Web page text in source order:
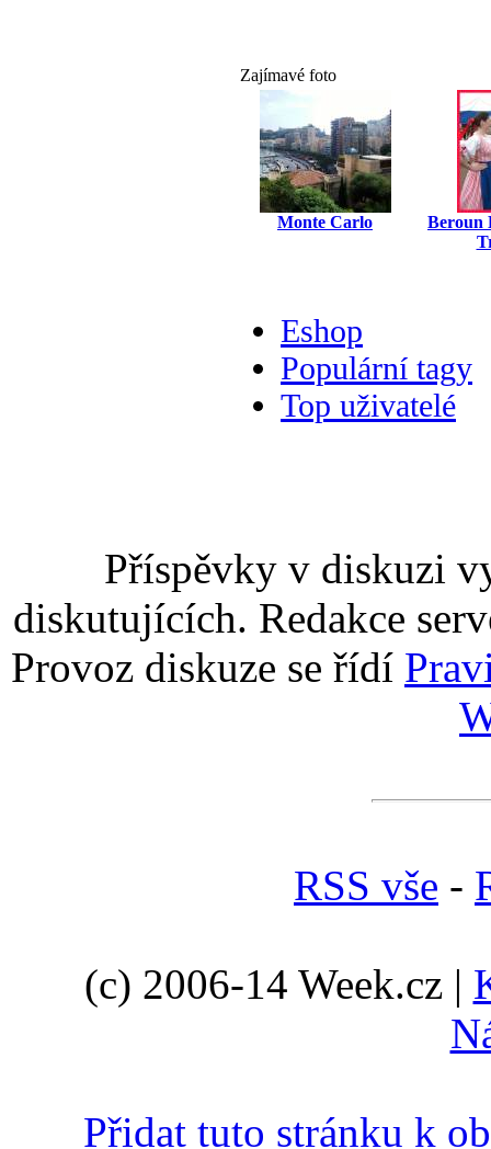
Zajímavé foto
Monte Carlo
Beroun
Eshop
Populární tagy
Top uživatelé
Příspěvky v diskuzi
diskutujících. Redakce
Provoz diskuze se řídí
RSS vše -
(c) 2006-14 Week.cz |
Přidat tuto stránku k